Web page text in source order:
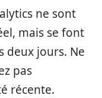
ne sont
mais se font
deux jours. Ne
pas
récente.